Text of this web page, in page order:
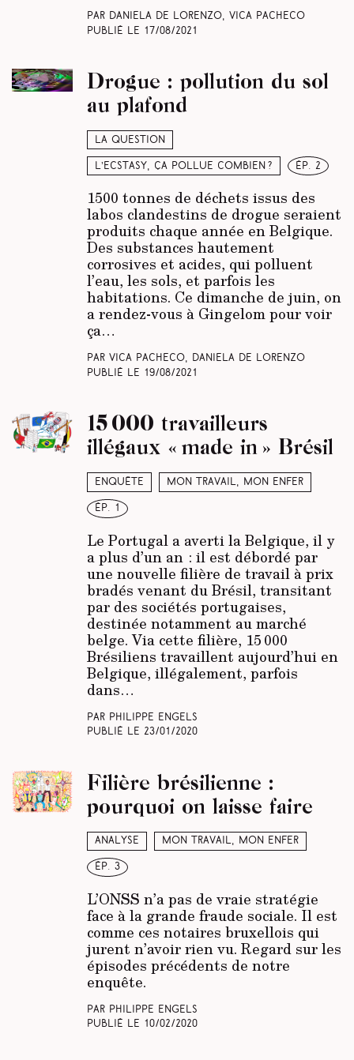
Par Daniela De Lorenzo, Vica Pacheco
Publié le 17/08/2021
La question
L’ecstasy, ça pollue combien ? ép. 2
Drogue : pollution du sol
au plafond
1500 tonnes de déchets issus des
labos clandestins de drogue seraient
produits chaque année en Belgique.
Des substances hautement
corrosives et acides, qui polluent
l’eau, les sols, et parfois les
habitations. Ce dimanche de juin, on
a rendez-vous à Gingelom pour voir
ça…
Par Vica Pacheco, Daniela De Lorenzo
Publié le 19/08/2021
Enquête Mon travail, mon enfer
ép. 1
15 000 travailleurs
illégaux « made in » Brésil
Le Portugal a averti la Belgique, il y
a plus d’un an : il est débordé par
une nouvelle filière de travail à prix
bradés venant du Brésil, transitant
par des sociétés portugaises,
destinée notamment au marché
belge. Via cette filière, 15 000
Brésiliens travaillent aujourd’hui en
Belgique, illégalement, parfois
dans…
Par Philippe Engels
Publié le 23/01/2020
Analyse Mon travail, mon enfer
ép. 3
Filière brésilienne :
pourquoi on laisse faire
L’ONSS n’a pas de vraie stratégie
face à la grande fraude sociale. Il est
comme ces notaires bruxellois qui
jurent n’avoir rien vu. Regard sur les
épisodes précédents de notre
enquête.
Par Philippe Engels
Publié le 10/02/2020